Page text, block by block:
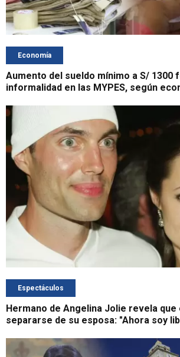
Economía
Aumento del sueldo mínimo a S/ 1300
informalidad en las MYPES, según
Espectáculos
Hermano de Angelina Jolie revela que
separarse de su esposa: "Ahora soy